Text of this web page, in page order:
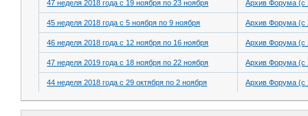
47 неделя 2018 года с 19 ноября по 23 ноября Архив Форума (с
45 неделя 2018 года с 5 ноября по 9 ноября Архив Форума (с
46 неделя 2018 года с 12 ноября по 16 ноября Архив Форума (с
47 неделя 2019 года с 18 ноября по 22 ноября Архив Форума (с
44 неделя 2018 года с 29 октября по 2 ноября Архив Форума (с